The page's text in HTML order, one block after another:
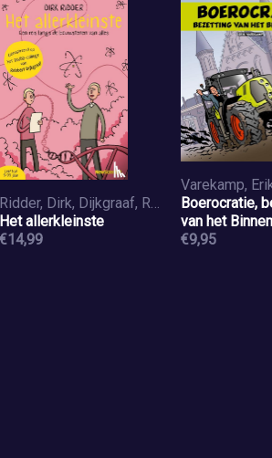
Ridder, Dirk, Dijkgraaf, Robbert
Het allerkleinste
€14,99
Varekamp,
Boerocratie,
van het
€9,95